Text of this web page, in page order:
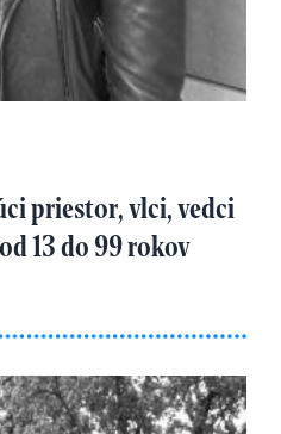
priestor, vlci, vedci
13 do 99 rokov